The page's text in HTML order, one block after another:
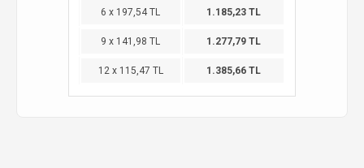
6 x 197,54 TL 1.185,23 TL
9 x 141,98 TL 1.277,79 TL
12 x 115,47 TL 1.385,66 TL